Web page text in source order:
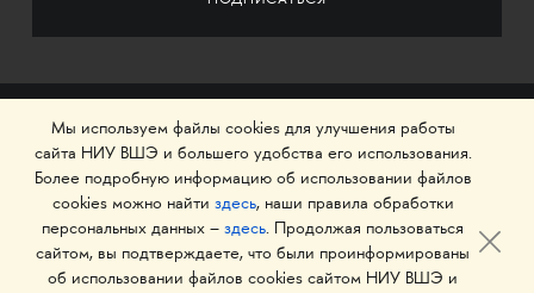
Мы используем файлы cookies для улучшения работы
сайта НИУ ВШЭ и большего удобства его использования.
Более подробную информацию об использовании файлов
cookies можно найти здесь, наши правила обработки
персональных данных – здесь. Продолжая пользоваться
сайтом, вы подтверждаете, что были проинформированы
об использовании файлов cookies сайтом НИУ ВШЭ и